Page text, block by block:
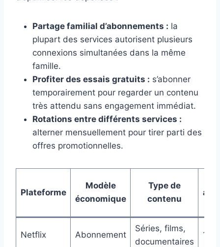
Partage familial d’abonnements : la
plupart des services autorisent plusieurs
connexions simultanées dans la même
famille.
Profiter des essais gratuits : s’abonner
temporairement pour regarder un contenu
très attendu sans engagement immédiat.
Rotations entre différents services :
alterner mensuellement pour tirer parti des
offres promotionnelles.
Plateforme
Modèle
économique
Type de
contenu
Netflix Abonnement
Séries, films,
documentaires
15 €